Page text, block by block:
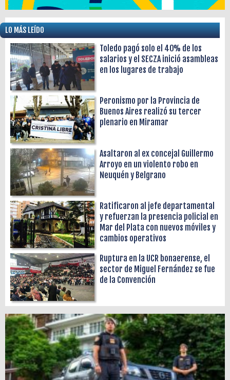
LO MÁS LEÍDO
Toledo pagó solo el 40% de los
salarios y el SECZA inició asambleas
en los lugares de trabajo
Peronismo por la Provincia de
Buenos Aires realizó su tercer
plenario en Miramar
Asaltaron al ex concejal Guillermo
Arroyo en un violento robo en
Neuquén y Belgrano
Ratificaron al jefe departamental
y refuerzan la presencia policial en
Mar del Plata con nuevos móviles y
cambios operativos
Ruptura en la UCR bonaerense, el
sector de Miguel Fernández se fue
de la Convención